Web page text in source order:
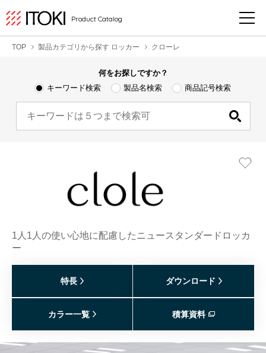
Product Catalog
TOP 製品カテゴリから探す ロッカー クローレ
何をお探しですか？
キーワード検索
製品名検索 商品記号検索
1人1人の使い心地に配慮したニュースタンダードロッカ
ー
特長 ダウンロード
カラー一覧 積算資料